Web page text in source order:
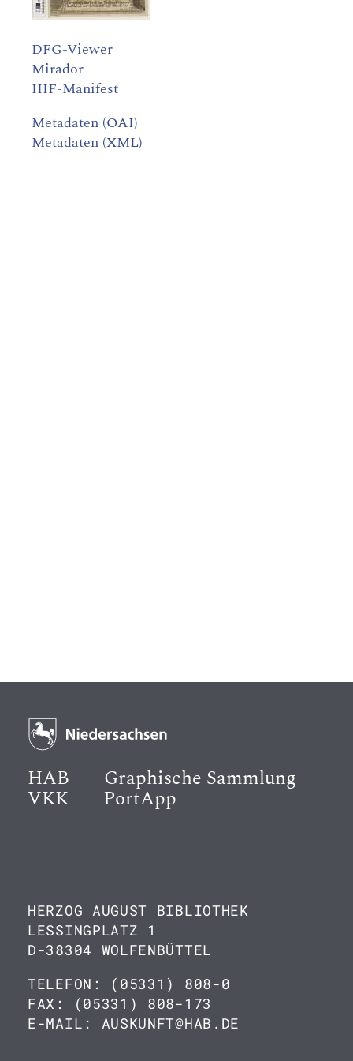
DFG-Viewer
Mirador
IIIF-Manifest
Metadaten (OAI)
Metadaten (XML)
HAB Graphische Sammlung
VKK PortApp
HERZOG AUGUST BIBLIOTHEK
LESSINGPLATZ 1
D-38304 WOLFENBÜTTEL
TELEFON: (05331) 808-0
FAX: (05331) 808-173
E-MAIL: AUSKUNFT@HAB.DE